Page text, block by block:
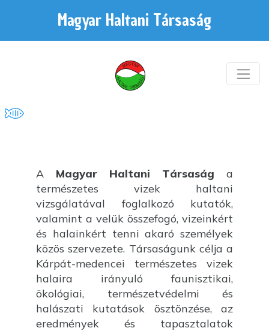
Magyar Haltani Társaság
A Magyar Haltani Társaság a
természetes vizek haltani
vizsgálatával foglalkozó kutatók,
valamint a velük összefogó, vizeinkért
és halainkért tenni akaró személyek
közös szervezete. Társaságunk célja a
Kárpát-medencei természetes vizek
halaira irányuló faunisztikai,
ökológiai, természetvédelmi és
halászati kutatások ösztönzése, az
eredmények és tapasztalatok